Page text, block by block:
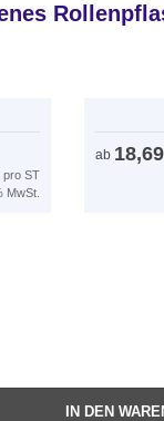
pro ST
MwSt.
ab
IN DEN